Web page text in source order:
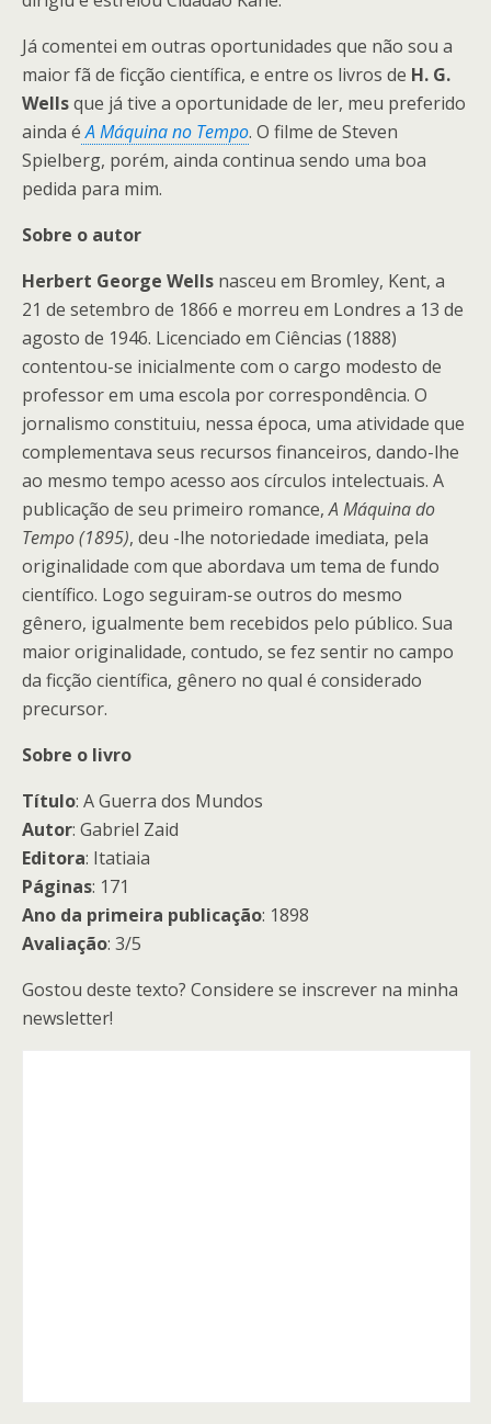
Já comentei em outras oportunidades que não sou a
maior fã de ficção científica, e entre os livros de H. G.
Wellsque já tive a oportunidade de ler, meu preferido
ainda é A Máquina no Tempo. O filme de Steven
Spielberg, porém, ainda continua sendo uma boa
pedida para mim.
Sobre o autor
Herbert George Wells nasceu em Bromley, Kent, a
21 de setembro de 1866 e morreu em Londres a 13 de
agosto de 1946. Licenciado em Ciências (1888)
contentou-se inicialmente com o cargo modesto de
professor em uma escola por correspondência. O
jornalismo constituiu, nessa época, uma atividade que
complementava seus recursos financeiros, dando-lhe
ao mesmo tempo acesso aos círculos intelectuais. A
publicação de seu primeiro romance,A Máquina do
Tempo (1895), deu -lhe notoriedade imediata, pela
originalidade com que abordava um tema de fundo
científico. Logo seguiram-se outros do mesmo
gênero, igualmente bem recebidos pelo público. Sua
maior originalidade, contudo, se fez sentir no campo
da ficção científica, gênero no qual é considerado
precursor.
Sobre o livro
Título: A Guerra dos Mundos
Autor: Gabriel Zaid
Editora: Itatiaia
Páginas: 171
Ano da primeira publicação: 1898
Avaliação: 3/5
Gostou deste texto? Considere se inscrever na minha
newsletter!